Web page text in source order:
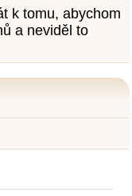
k tomu, abychom
a neviděl to